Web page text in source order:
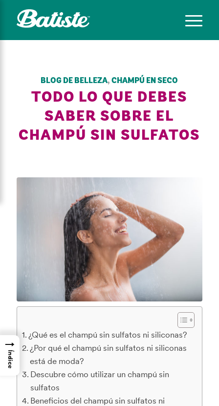
BLOG DE BELLEZA,CHAMPÚ EN SECO
TODO LO QUE DEBES
SABER SOBRE EL
CHAMPÚ SIN SULFATOS
¿Qué es el champú sin sulfatos ni siliconas?
¿Por qué el champú sin sulfatos ni siliconas
está de moda?
Descubre cómo utilizar un champú sin
sulfatos
Beneficios del champú sin sulfatos ni
→
Índice